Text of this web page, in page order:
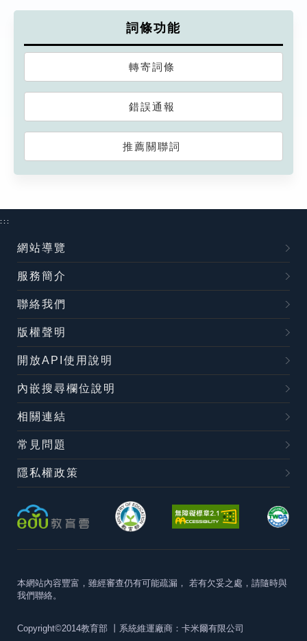
詞條功能
轉寄詞條
錯誤通報
推薦關聯詞
:::
網站導覽
服務簡介
聯絡我們
版權聲明
開放API使用說明
內嵌搜尋欄位說明
相關連結
常見問題
隱私權政策
本網站內容豐富，雖經審查仍有可能疏漏， 若有欠妥之處，請隨時與
我們聯絡。
Copyright©2014教育部 丨系統維運廠商：卡米爾有限公司